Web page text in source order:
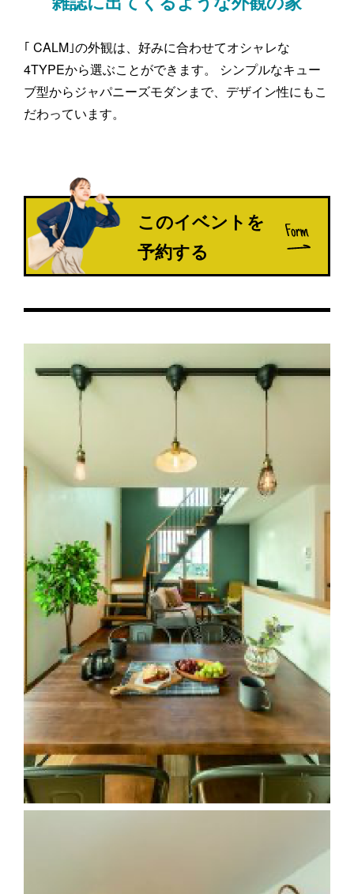
｢ CALM｣の外観は、好みに合わせてオシャレな
4TYPEから選ぶことができます。 シンプルなキュー
ブ型からジャパニーズモダンまで、デザイン性にもこ
だわっています。
このイベントを
予約する